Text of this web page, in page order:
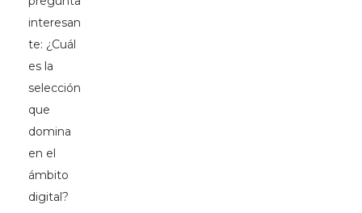
interesan
te: ¿Cuál
es la
selección
que
domina
en el
ámbito
digital?